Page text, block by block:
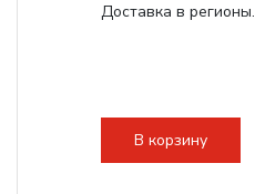
Доставка в регионы.
В корзину